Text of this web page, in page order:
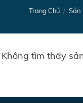
Trang Chủ / Sản
Không tìm thấy